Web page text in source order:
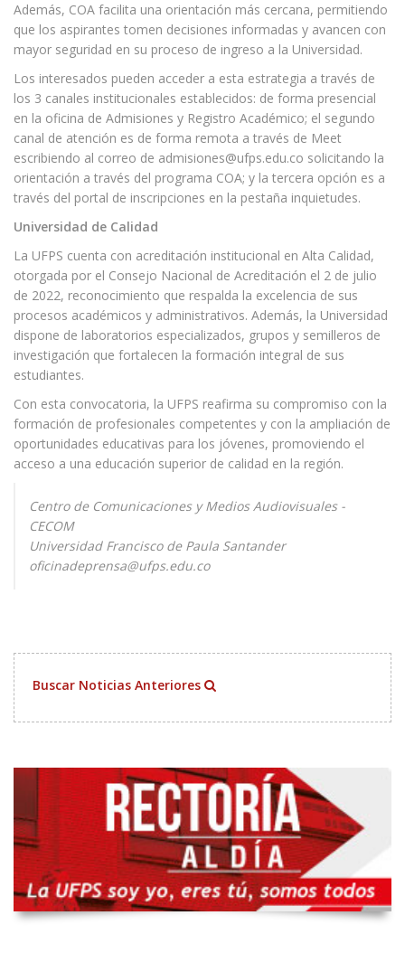
Además, COA facilita una orientación más cercana, permitiendo
que los aspirantes tomen decisiones informadas y avancen con
mayor seguridad en su proceso de ingreso a la Universidad.
Los interesados pueden acceder a esta estrategia a través de
los 3 canales institucionales establecidos: de forma presencial
en la oficina de Admisiones y Registro Académico; el segundo
canal de atención es de forma remota a través de Meet
escribiendo al correo de admisiones@ufps.edu.co solicitando la
orientación a través del programa COA; y la tercera opción es a
través del portal de inscripciones en la pestaña inquietudes.
Universidad de Calidad
La UFPS cuenta con acreditación institucional en Alta Calidad,
otorgada por el Consejo Nacional de Acreditación el 2 de julio
de 2022, reconocimiento que respalda la excelencia de sus
procesos académicos y administrativos. Además, la Universidad
dispone de laboratorios especializados, grupos y semilleros de
investigación que fortalecen la formación integral de sus
estudiantes.
Con esta convocatoria, la UFPS reafirma su compromiso con la
formación de profesionales competentes y con la ampliación de
oportunidades educativas para los jóvenes, promoviendo el
acceso a una educación superior de calidad en la región.
Centro de Comunicaciones y Medios Audiovisuales -
CECOM
Universidad Francisco de Paula Santander
oficinadeprensa@ufps.edu.co
Buscar Noticias Anteriores